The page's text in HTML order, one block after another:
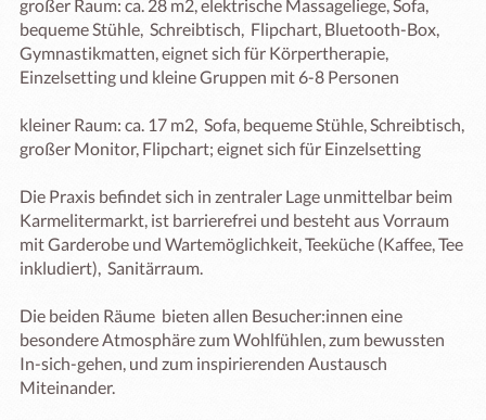
großer Raum: ca. 28 m2, elektrische Massageliege, Sofa,
bequeme Stühle,  Schreibtisch,  Flipchart, Bluetooth-Box,
Gymnastikmatten, eignet sich für Körpertherapie,
Einzelsetting und kleine Gruppen mit 6-8 Personen
kleiner Raum: ca. 17 m2,  Sofa, bequeme Stühle, Schreibtisch,
großer Monitor, Flipchart; eignet sich für Einzelsetting
Die Praxis befindet sich in zentraler Lage unmittelbar beim
Karmelitermarkt, ist barrierefrei und besteht aus Vorraum
mit Garderobe und Wartemöglichkeit, Teeküche (Kaffee, Tee
inkludiert),  Sanitärraum.
Die beiden Räume  bieten allen Besucher:innen eine
besondere Atmosphäre zum Wohlfühlen, zum bewussten
In-sich-gehen, und zum inspirierenden Austausch
Miteinander.